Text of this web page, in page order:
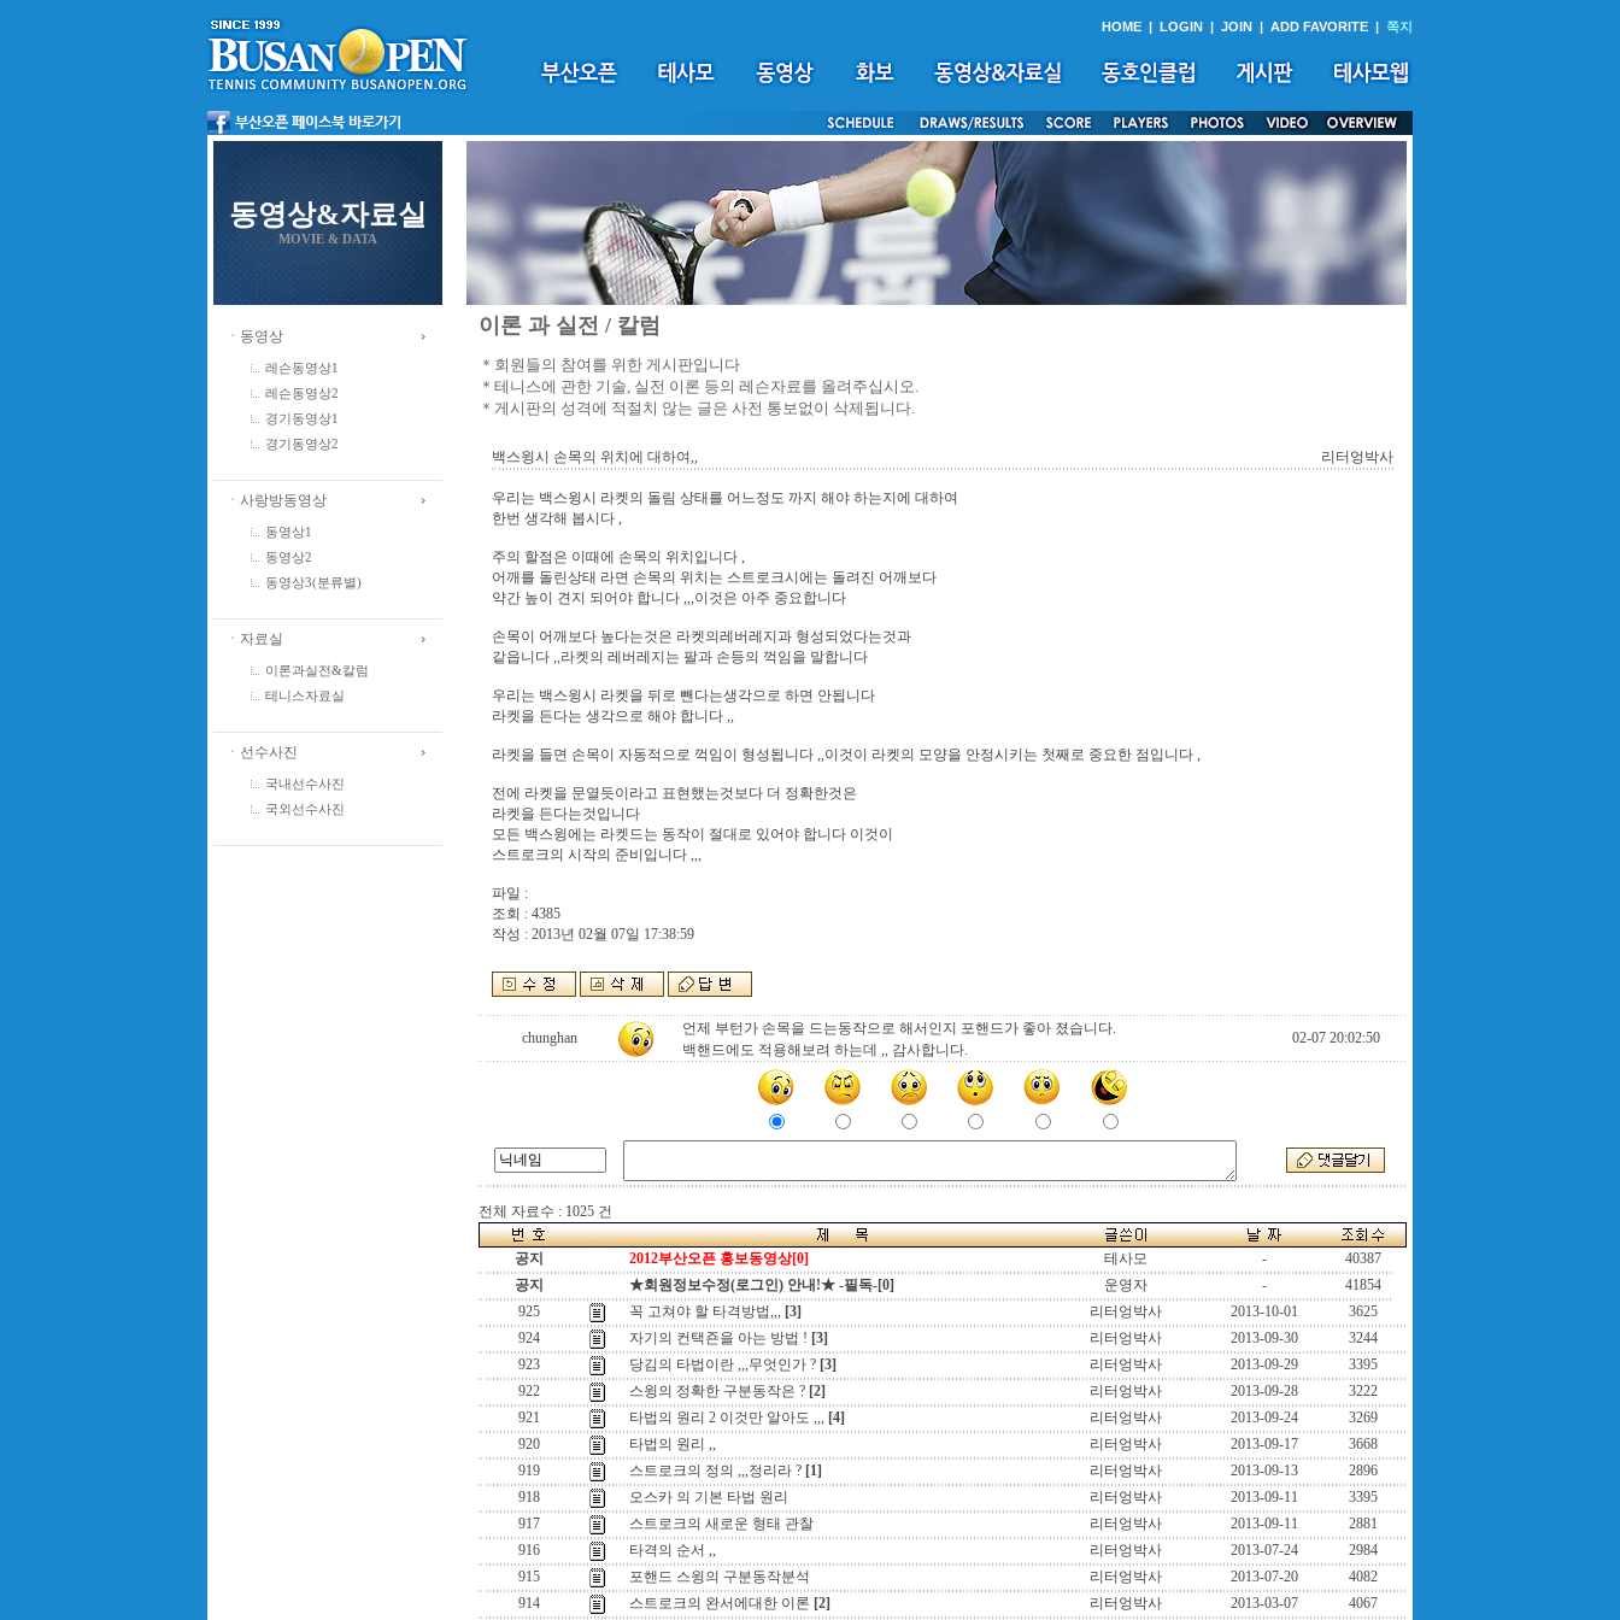
HOME | LOGIN | JOIN | ADD FAVORITE | 쪽지
동영상&자료실
MOVIE & DATA
ㆍ동영상
레슨동영상1
레슨동영상2
경기동영상1
경기동영상2
ㆍ사랑방동영상
동영상1
동영상2
동영상3(분류별)
ㆍ자료실
이론과실전&칼럼
테니스자료실
ㆍ선수사진
국내선수사진
국외선수사진
이론 과 실전 / 칼럼
＊회원들의 참여를 위한 게시판입니다
＊테니스에 관한 기술, 실전 이론 등의 레슨자료를 올려주십시오.
＊게시판의 성격에 적절치 않는 글은 사전 통보없이 삭제됩니다.
백스윙시 손목의 위치에 대하여,, 리터엉박사
우리는 백스윙시 라켓의 돌림 상태를 어느정도 까지 해야 하는지에 대하여
한번 생각해 봅시다 ,
주의 할점은 이때에 손목의 위치입니다 ,
어깨를 돌린상태 라면 손목의 위치는 스트로크시에는 돌려진 어깨보다
약간 높이 견지 되어야 합니다 ,,,이것은 아주 중요합니다
손목이 어깨보다 높다는것은 라켓의레버레지과 형성되었다는것과
같읍니다 ,,라켓의 레버레지는 팔과 손등의 꺽임을 말합니다
우리는 백스윙시 라켓을 뒤로 뺀다는생각으로 하면 안됩니다
라켓을 든다는 생각으로 해야 합니다 ,,
라켓을 들면 손목이 자동적으로 꺽임이 형성됩니다 ,,이것이 라켓의 모양을 안정시키는 첫째로 중요한 점입니다 ,
전에 라켓을 문열듯이라고 표현했는것보다 더 정확한것은
라켓을 든다는것입니다
모든 백스윙에는 라켓드는 동작이 절대로 있어야 합니다 이것이
스트로크의 시작의 준비입니다 ,,,
파일 :
조회 : 4385
작성 : 2013년 02월 07일 17:38:59
chunghan
언제 부턴가 손목을 드는동작으로 해서인지 포핸드가 좋아 졌습니다.
백핸드에도 적용해보려 하는데 ,, 감사합니다.
02-07 20:02:50
전체 자료수 : 1025 건
공지 2012부산오픈 홍보동영상[0] 테사모 -
40387
공지
★회원정보수정(로그인) 안내!★ -필독-[0] 운영자 -
41854
925
꼭 고쳐야 할 타격방법,,, [3] 리터엉박사 2013-10-01
3625
924
자기의 컨택죤을 아는 방법 ! [3] 리터엉박사 2013-09-30
3244
923
당김의 타법이란 ,,,무엇인가 ? [3] 리터엉박사 2013-09-29
3395
922
스윙의 정확한 구분동작은 ? [2] 리터엉박사 2013-09-28
3222
921
타법의 원리 2 이것만 알아도 ,,, [4] 리터엉박사 2013-09-24
3269
920
타법의 원리 ,, 리터엉박사 2013-09-17
3668
919
스트로크의 정의 ,,,정리라 ? [1] 리터엉박사 2013-09-13
2896
918
오스카 의 기본 타법 원리 리터엉박사 2013-09-11
3395
917
스트로크의 새로운 형태 관찰 리터엉박사 2013-09-11
2881
916
타격의 순서 ,, 리터엉박사 2013-07-24
2984
915
포핸드 스윙의 구분동작분석 리터엉박사 2013-07-20
4082
914
스트로크의 완서에대한 이론 [2] 리터엉박사 2013-03-07 4067